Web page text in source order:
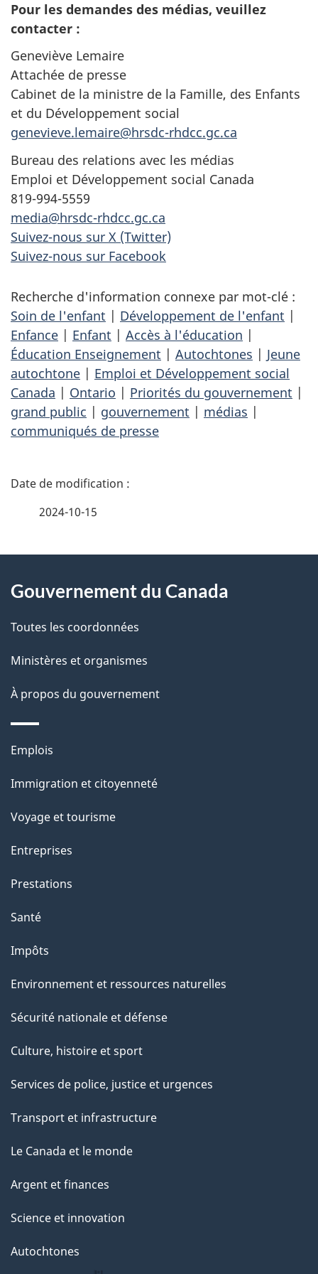
Pour les demandes des médias, veuillez
contacter :
Geneviève Lemaire
Attachée de presse
Cabinet de la ministre de la Famille, des Enfants
et du Développement social
genevieve.lemaire@hrsdc-rhdcc.gc.ca
Bureau des relations avec les médias
Emploi et Développement social Canada
819-994-5559
media@hrsdc-rhdcc.gc.ca
Suivez-nous sur X (Twitter)
Suivez-nous sur Facebook
Recherche d'information connexe par mot-clé :
Soin de l'enfant | Développement de l'enfant |
Enfance | Enfant | Accès à l'éducation |
Éducation Enseignement | Autochtones | Jeune
autochtone | Emploi et Développement social
Canada | Ontario | Priorités du gouvernement |
grand public | gouvernement | médias |
communiqués de presse
D
i
l
s
d
e
l
a
p
a
g
e
2024-10-15
propos
de
ce
site
Gouvernement du Canada
Toutes les coordonnées
Ministères et organismes
À propos du gouvernement
Thèmes
sujets
Emplois
Immigration et citoyenneté
Voyage et tourisme
Entreprises
Prestations
Santé
Impôts
Environnement et ressources naturelles
Sécurité nationale et défense
Culture, histoire et sport
Services de police, justice et urgences
Transport et infrastructure
Le Canada et le monde
Argent et finances
Science et innovation
Autochtones